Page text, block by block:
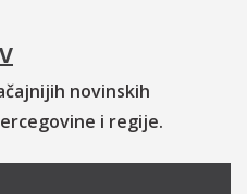
novinskih
i regije.